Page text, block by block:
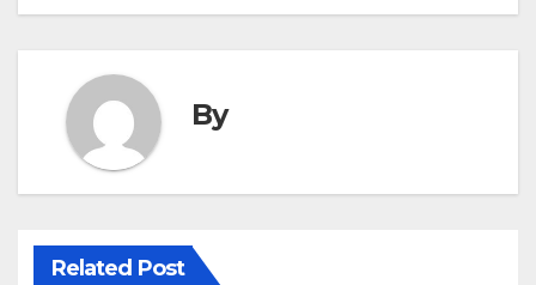
By
Related Post